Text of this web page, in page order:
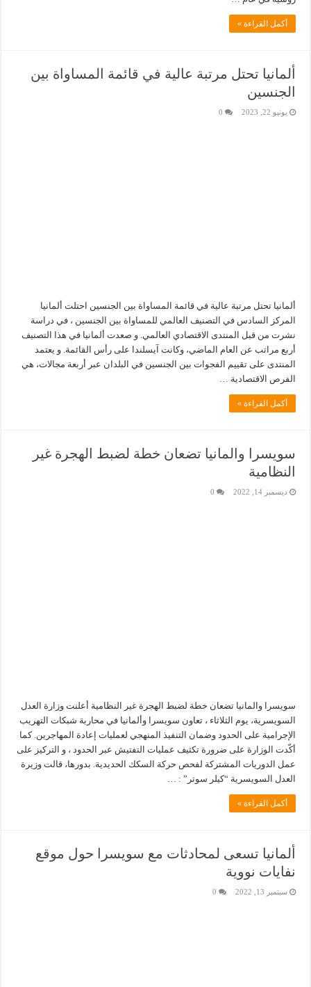
أكمل القراءة »
ألمانيا تحتل مرتبة عالية في قائمة المساواة بين
الجنسين
يونيو 22, 2023 0
ألمانيا تحتل مرتبة عالية في قائمة المساواة بين الجنسين احتلت ألمانيا
المركز السادس في التصنيف العالمي للمساواة بين الجنسين ، في دراسة
نشرت من قبل المنتدى الاقتصادي العالمي. و صعدت ألمانيا في هذا التصنيف
أربع مراتب عن العام الماضي، وكانت آيسلندا على رأس القائمة. و يعتمد
المنتدى على تقييم الفجوات بين الجنسين في البلدان عبر أربعة مجالات، هي
الفرص الاقتصادية …
أكمل القراءة »
سويسرا والمانيا تضعان خطة لضبط الهجرة غير
النظامية
ديسمبر 14, 2022 0
سويسرا والمانيا تضعان خطة لضبط الهجرة غير النظامية أعلنت وزارة العدل
السويسرية، يوم الثلاثاء ، تعاون سويسرا وألمانيا في محاربة شبكات التهريب
الإجرامية على الحدود وضمان التنفيذ المنهجي لعمليات إعادة المهاجرين. كما
أكّدت الوزارة على ضرورة تكثيف عمليات التفتيش عبر الحدود ، و التركيز على
عمل الدوريات المشتركة لفحص حركة السكك الحديدية. بدورها، قالت وزيرة
العدل السويسرية “كيلر سوتر” : …
أكمل القراءة »
ألمانيا تسعى لمحادثات مع سويسرا حول موقع
نفايات نووية
سبتمبر 13, 2022 0